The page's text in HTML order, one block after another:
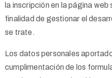
la inscripción en la página
finalidad de gestionar el
se trate.
Los datos personales
cumplimentación de los